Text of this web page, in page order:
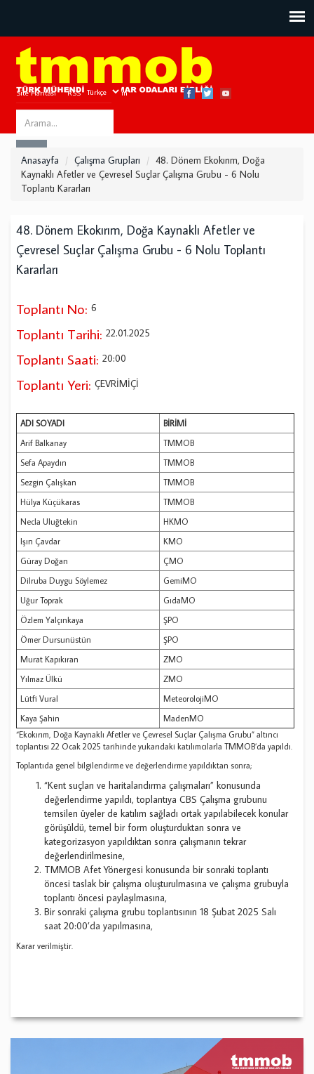
Site Haritası RSS Bize Ulaşın
Search
this
site
Anasayfa Çalışma Grupları
48. Dönem Ekokırım, Doğa
Kaynaklı Afetler ve Çevresel Suçlar Çalışma Grubu - 6 Nolu
Toplantı Kararları
48. Dönem Ekokırım, Doğa Kaynaklı Afetler ve
Çevresel Suçlar Çalışma Grubu - 6 Nolu Toplantı
Kararları
Toplantı No: 6
Toplantı Tarihi: 22.01.2025
Toplantı Saati: 20:00
Toplantı Yeri: ÇEVRİMİÇİ
ADI SOYADI
BİRİMİ
Arif Balkanay
TMMOB
Sefa Apaydın
TMMOB
Sezgin Çalışkan
TMMOB
Hülya Küçükaras
TMMOB
Necla Uluğtekin
HKMO
Işın Çavdar
KMO
Güray Doğan
ÇMO
Dilruba Duygu Söylemez
GemiMO
Uğur Toprak
GıdaMO
Özlem Yalçınkaya
ŞPO
Ömer Dursunüstün
ŞPO
Murat Kapıkıran
ZMO
Yılmaz Ülkü
ZMO
Lütfi Vural
MeteorolojiMO
Kaya Şahin
MadenMO
“Ekokırım, Doğa Kaynaklı Afetler ve Çevresel Suçlar Çalışma Grubu” altıncı
toplantısı 22 Ocak 2025 tarihinde yukarıdaki katılımcılarla TMMOB’da yapıldı.
Toplantıda genel bilgilendirme ve değerlendirme yapıldıktan sonra;
“Kent suçları ve haritalandırma çalışmaları” konusunda
değerlendirme yapıldı, toplantıya CBS Çalışma grubunu
temsilen üyeler de katılım sağladı ortak yapılabilecek konular
görüşüldü, temel bir form oluşturduktan sonra ve
kategorizasyon yapıldıktan sonra çalışmanın tekrar
değerlendirilmesine,
TMMOB Afet Yönergesi konusunda bir sonraki toplantı
öncesi taslak bir çalışma oluşturulmasına ve çalışma grubuyla
toplantı öncesi paylaşılmasına,
Bir sonraki çalışma grubu toplantısının 18 Şubat 2025 Salı
saat 20:00’da yapılmasına,
Karar verilmiştir.